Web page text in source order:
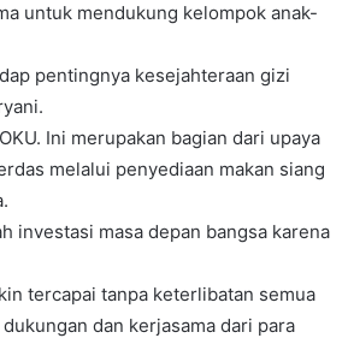
untuk mendukung kelompok anak-
pentingnya kesejahteraan gizi
Ini merupakan bagian dari upaya
melalui penyediaan makan siang
investasi masa depan bangsa karena
tercapai tanpa keterlibatan semua
dan kerjasama dari para